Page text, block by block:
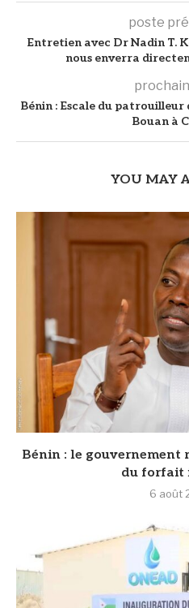
poste
Entretien avec Dr Nadin T.
nous enverra
Bénin : Escale du
Bouan à
YOU MAY
Bénin : le gouvernement
du forfait
6 août